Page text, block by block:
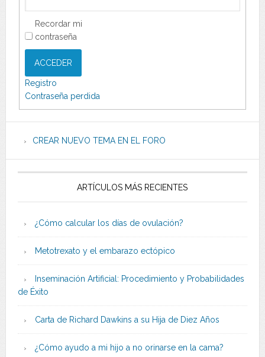
Recordar mi
contraseña
ACCEDER
Registro
Contraseña perdida
CREAR NUEVO TEMA EN EL FORO
ARTÍCULOS MÁS RECIENTES
¿Cómo calcular los días de ovulación?
Metotrexato y el embarazo ectópico
Inseminación Artificial: Procedimiento y Probabilidades
de Éxito
Carta de Richard Dawkins a su Hija de Diez Años
¿Cómo ayudo a mi hijo a no orinarse en la cama?